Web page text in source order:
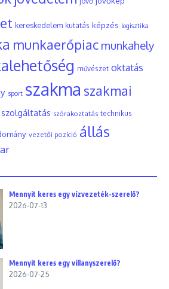
kereskedelem kutatás képzés logisztika
munkaerőpiac munkahely
művészet oktatás
sport szakma szakmai
szolgáltatás szórakoztatás technikus
vezetői pozíció állás
Mennyit keres egy vízvezeték-szerelő?
2026-07-13
Mennyit keres egy villanyszerelő?
2026-07-25